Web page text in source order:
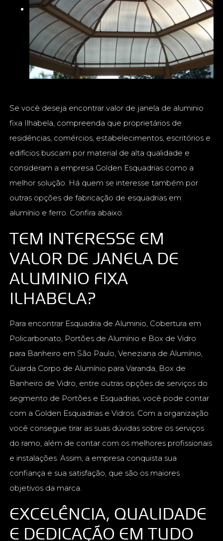
Se você deseja encontrar valor de janela de aluminio
fixa Ilhabela, compreenda que proprietários de
residências, comércios, estabelecimentos, escritórios e
edifícios buscam por material de alta qualidade e
consideram a empresa Golden Esquadrias como a
melhor solução. Há quem se interesse também por
outras opções de fabricação de esquadrias em
alumínio e ferro. Confira abaixo.
TEM INTERESSE EM
VALOR DE JANELA DE
ALUMINIO FIXA
ILHABELA?
Para encontrar Esquadria de Aluminio, Cobertura em
Policarbonato, Portões de Alumínio e Box de Vidro
para Banheiro em São Paulo, Veneziana de Alumínio,
Guarda Corpo de Alumínio para Varanda, Box de
Banheiro de Vidro, entre outras opções de serviços do
segmento de Portões e Esquadrias, você pode contar
com a Golden Esquadrias e Vidros. Com a organização
você consegue tirar as suas dúvidas sobre os serviços
do ramo, além de contar com os melhores profissionais
e instalações. Assim, a empresa conquista sua
confiança e sua satisfação, que são os maiores
objetivos da marca.
EXCELÊNCIA, QUALIDADE
E DEDICAÇÃO EM TUDO